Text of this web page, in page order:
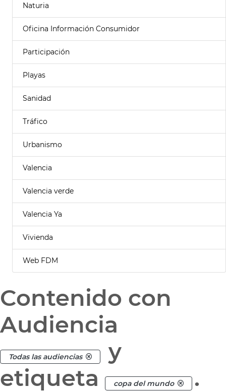
Naturia
Oficina Información Consumidor
Participación
Playas
Sanidad
Tráfico
Urbanismo
Valencia
Valencia verde
Valencia Ya
Vivienda
Web FDM
Contenido con
Audiencia
Todas las audiencias
y
etiqueta
copa del mundo .